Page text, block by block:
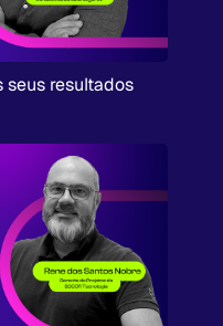
seus resultados